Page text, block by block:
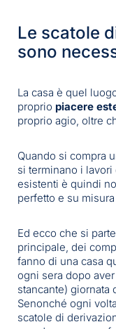
Le scatole
sono
La casa è quel
proprio piacere
proprio agio, oltre
Quando si compra
si terminano i
esistenti è quindi
perfetto e su
Ed ecco che si
principale, dei
fanno di una casa
ogni sera dopo
stancante)
Senonché ogni
scatole di